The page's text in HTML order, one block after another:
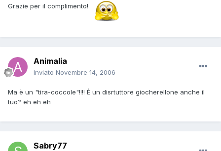
Grazie per il complimento!
Animalia
Inviato Novembre 14, 2006
Ma è un "tira-coccole"!!!! È un disrtuttore giocherellone anche il
tuo? eh eh eh
Sabry77